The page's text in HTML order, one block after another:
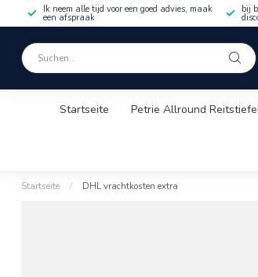
Ik neem alle tijd voor een goed advies, maak
een afspraak
bij
Startseite Petrie Allround
Startseite / DHL vrachtkosten extra